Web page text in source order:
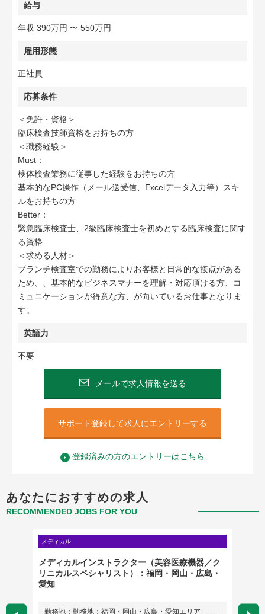
給与
年収 390万円 〜 550万円
雇用形態
正社員
応募条件
＜免許・資格＞
臨床検査技師資格をお持ちの方
＜職務経験＞
Must：
検体検査業務に従事した経験をお持ちの方
基本的なPC操作（メール送受信、Excelデータ入力等）スキ
ルをお持ちの方
Better：
緊急臨床検査士、2級臨床検査士を初めとする臨床検査に関す
る資格
＜求める人材＞
ブランチ検査室での勤務によりお客様と日常的な接点がある
ため、、基本的なビジネスマナーを理解・対応頂ける方、コ
ミュニケーションが得意な方、が向いているお仕事となりま
す。
英語力
不要
メールで求人情報を送る
サポート登録して求人にエントリーする
登録済みの方のエントリーはこちら
あなたにおすすめの求人
RECOMMENDED JOBS FOR YOU
メディカル
メディカルインストラクター（美容医療機器／ク
リニカルスペシャリスト）：福岡・岡山・広島・
愛知
勤務地：勤務地：福岡・岡山・広島・愛知エリア
勤務